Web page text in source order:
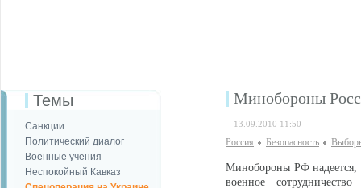
Темы
Санкции
Политический диалог
Военные учения
Неспокойный Кавказ
Минобороны
13.09.2010 11:50
Россия Безопаcность
Минобороны РФ надеется,
военное